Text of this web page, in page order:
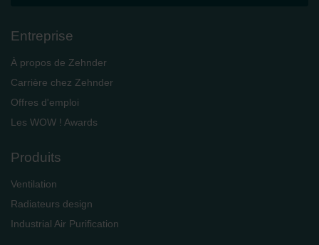
Entreprise
À propos de Zehnder
Carrière chez Zehnder
Offres d'emploi
Les WOW ! Awards
Produits
Ventilation
Radiateurs design
Industrial Air Purification